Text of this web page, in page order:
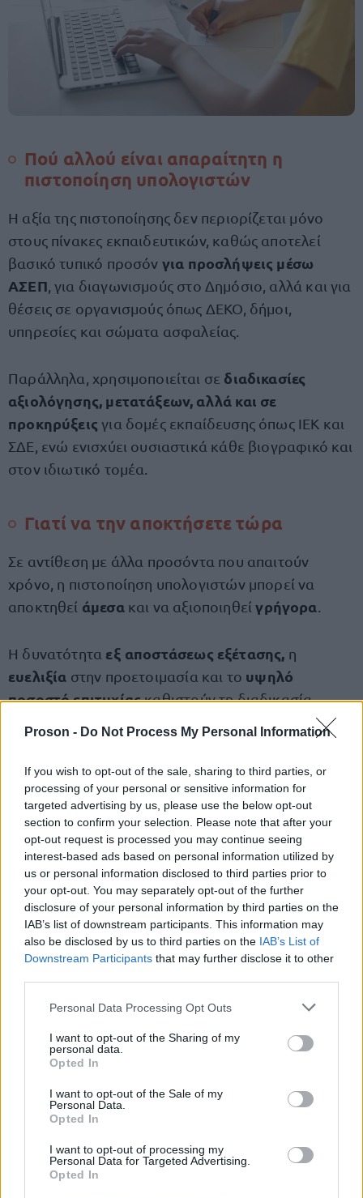
Proson - Do Not Process My Personal Information
If you wish to opt-out of the sale, sharing to third parties, or
processing of your personal or sensitive information for
targeted advertising by us, please use the below opt-out
section to confirm your selection. Please note that after your
opt-out request is processed you may continue seeing
interest-based ads based on personal information utilized by
us or personal information disclosed to third parties prior to
your opt-out. You may separately opt-out of the further
disclosure of your personal information by third parties on the
IAB’s list of downstream participants. This information may
also be disclosed by us to third parties on the IAB’s List of
Downstream Participants that may further disclose it to other
Please note that this website/app uses one or more Google
not limited to your visit or usage behaviour. You may click to
grant or deny consent to Google and its third-party tags to
use your data for below specified purposes in below Google
consent section.
Personal Data Processing Opt Outs
I want to opt-out of the Sharing of my
personal data.
Opted In
I want to opt-out of the Sale of my
Personal Data.
Opted In
I want to opt-out of processing my
Personal Data for Targeted Advertising.
Opted In
Πού αλλού είναι απαραίτητη η
πιστοποίηση υπολογιστών
Η αξία της πιστοποίησης δεν περιορίζεται μόνο
στους πίνακες εκπαιδευτικών, καθώς αποτελεί
βασικό τυπικό προσόν για προσλήψεις μέσω
ΑΣΕΠ , για διαγωνισμούς στο Δημόσιο, αλλά και για
θέσεις σε οργανισμούς όπως ΔΕΚΟ, δήμοι,
υπηρεσίες και σώματα ασφαλείας.
Παράλληλα, χρησιμοποιείται σε διαδικασίες
αξιολόγησης, μετατάξεων, αλλά και σε
προκηρύξειςγια δομές εκπαίδευσης όπως ΙΕΚ και
ΣΔΕ, ενώ ενισχύει ουσιαστικά κάθε βιογραφικό και
στον ιδιωτικό τομέα.
Γιατί να την αποκτήσετε τώρα
Σε αντίθεση με άλλα προσόντα που απαιτούν
χρόνο, η πιστοποίηση υπολογιστών μπορεί να
αποκτηθεί άμεσα και να αξιοποιηθείγρήγορα
Η δυνατότητα εξ αποστάσεως εξέτασης, η
ευελιξία στην προετοιμασία και το υψηλό
ποσοστό επιτυχίαςκαθιστούν τη διαδικασία
Είναι ένα από τα λίγα προσόντα που μπορούν να
επηρεάσουνάμεσα τηνεπαγγελματική πορεία, με
μικρό κόστος και γρήγορη απόδοση.
Πώς θα την αποκτήσετε
εξ αποστάσεως πιστοποίηση υπολογιστών του
goLearnέχει δυνατότητα άμεσης εξέτασης και
αναγνωρισμένη από το ΑΣΕΠ,
διά βίουισχύ και καλύπτει τις βασικές
ενότητες Word, Excel και Υπηρεσίες Διαδικτύου.
Η διαδικασία πραγματοποιείται πλήρως online
εκπαιδευτικό υλικό, τεστ εξάσκησης, mock tests και
δυνατότητα δωρεάν επανεξέτασης.